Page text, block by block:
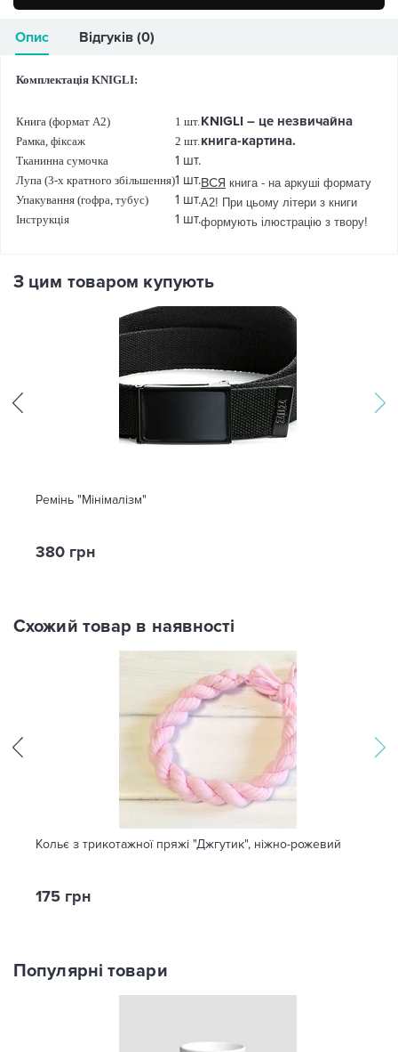
Опис Відгуків (0)
Комплектація KNIGLI:
Книга (формат А2)
1 шт.
Рамка, фіксаж
2 шт.
Тканинна сумочка
1 шт.
Лупа (3-х кратного збільшення)1 шт.
Упакування (гофра, тубус) 1 шт.
Інструкція 1 шт.
KNIGLI – це незвичайна
книга-картина.
ВСЯ книга - на аркуші формату
А2! При цьому літери з книги
формують ілюстрацію з твору!
З цим товаром купують
Ремінь "Мінімалізм"
380 грн
Схожий товар в наявності
Кольє з трикотажної пряжі "Джгутик", ніжно-рожевий
175 грн
Популярні товари